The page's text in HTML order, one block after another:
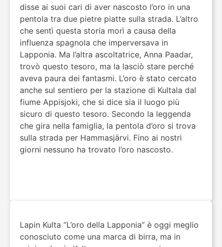
disse ai suoi cari di aver nascosto l’oro in una
pentola tra due pietre piatte sulla strada. L’altro
che sentì questa storia morì a causa della
influenza spagnola che imperversava in
Lapponia. Ma l’altra ascoltatrice, Anna Paadar,
trovò questo tesoro, ma la lasciò stare perché
aveva paura dei fantasmi. L’oro è stato cercato
anche sul sentiero per la stazione di Kultala dal
fiume Appisjoki, che si dice sia il luogo più
sicuro di questo tesoro. Secondo la leggenda
che gira nella famiglia, la pentola d’oro si trova
sulla strada per Hammasjärvi. Fino ai nostri
giorni nessuno ha trovato l’oro nascosto.
Lapin Kulta “L’oro della Lapponia” è oggi meglio
conosciuto come una marca di birra, ma in